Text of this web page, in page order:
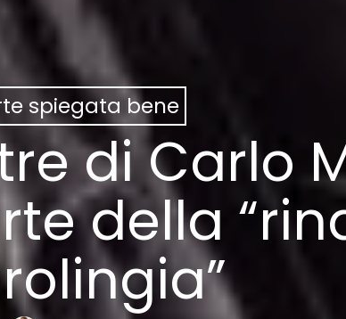
spiegata bene
di Carlo
della